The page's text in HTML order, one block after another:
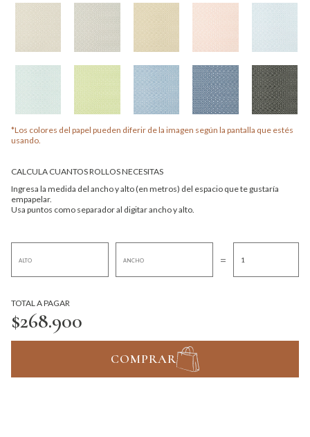
*Los colores del papel pueden diferir de la imagen según la pantalla que estés
usando.
CALCULA CUANTOS ROLLOS NECESITAS
Ingresa la medida del ancho y alto (en metros) del espacio que te gustaría
empapelar.
Usa puntos como separador al digitar ancho y alto.
=
TOTAL A PAGAR
$268.900
COMPRAR